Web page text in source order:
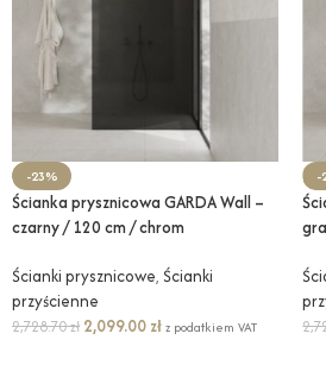
-23%
Ścianka prysznicowa GARDA Wall –
czarny / 120 cm / chrom
Ścianki prysznicowe, Ścianki
przyścienne
2,728.70zł 2,099.00 złz podatkiem VAT
-